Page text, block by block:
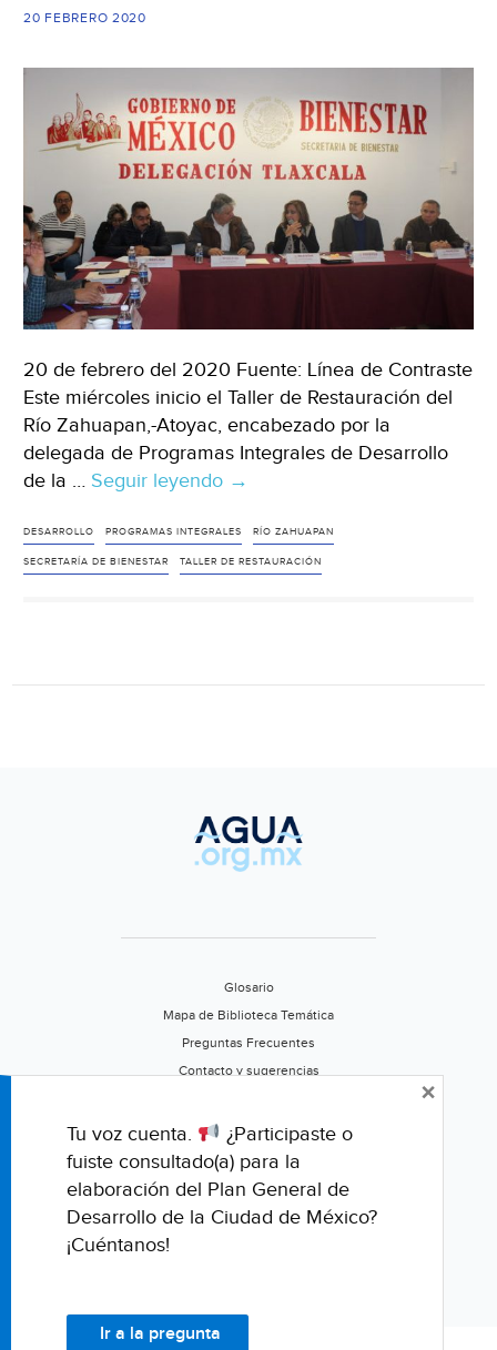
20 FEBRERO 2020
20 de febrero del 2020 Fuente: Línea de Contraste
Este miércoles inicio el Taller de Restauración del
Río Zahuapan,-Atoyac, encabezado por la
delegada de Programas Integrales de Desarrollo
de la … Seguir leyendo Tlaxcala:
Programa
de
Contraste)
→
DESARROLLO PROGRAMAS INTEGRALES RÍO ZAHUAPAN
SECRETARÍA DE BIENESTAR TALLER DE RESTAURACIÓN
Glosario
Mapa de Biblioteca Temática
Preguntas Frecuentes
Contacto y sugerencias
Califica este portal
Tu voz cuenta.
¿Participaste o
fuiste consultado(a) para la
elaboración del Plan General de
Desarrollo de la Ciudad de México?
¡Cuéntanos!
Ir a la pregunta
×